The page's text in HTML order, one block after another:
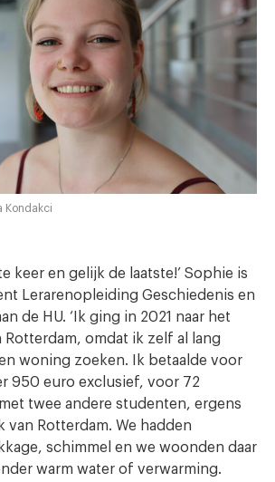
Kondakci
keer en gelijk de laatste!’ Sophie is
Lerarenopleiding Geschiedenis en
de HU. ‘Ik ging in 2021 naar het
Rotterdam, omdat ik zelf al lang
woning zoeken. Ik betaalde voor
950 euro exclusief, voor 72
twee andere studenten, ergens
van Rotterdam. We hadden
schimmel en we woonden daar
warm water of verwarming.